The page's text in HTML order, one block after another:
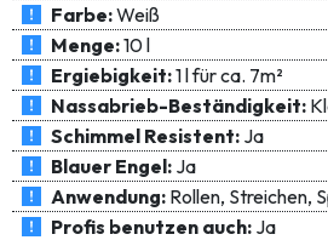
Farbe:Weiß
Menge:10 l
Ergiebigkeit:1 l für ca. 7m²
Nassabrieb-Beständigkeit:
Schimmel Resistent: Ja
Blauer Engel: Ja
Anwendung: Rollen, Streichen,
Profis benutzen auch: Ja